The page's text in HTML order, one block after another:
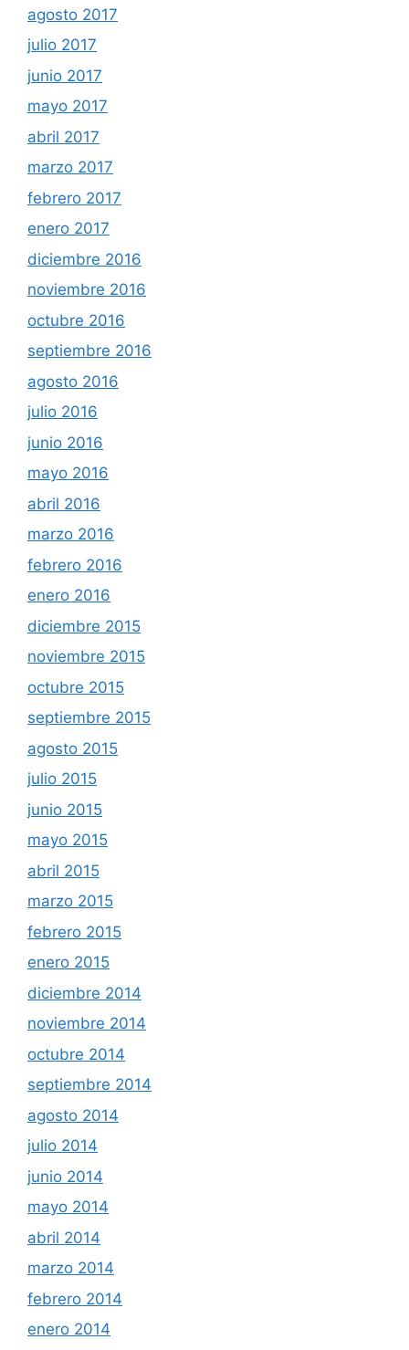
agosto 2017
julio 2017
junio 2017
mayo 2017
abril 2017
marzo 2017
febrero 2017
enero 2017
diciembre 2016
noviembre 2016
octubre 2016
septiembre 2016
agosto 2016
julio 2016
junio 2016
mayo 2016
abril 2016
marzo 2016
febrero 2016
enero 2016
diciembre 2015
noviembre 2015
octubre 2015
septiembre 2015
agosto 2015
julio 2015
junio 2015
mayo 2015
abril 2015
marzo 2015
febrero 2015
enero 2015
diciembre 2014
noviembre 2014
octubre 2014
septiembre 2014
agosto 2014
julio 2014
junio 2014
mayo 2014
abril 2014
marzo 2014
febrero 2014
enero 2014